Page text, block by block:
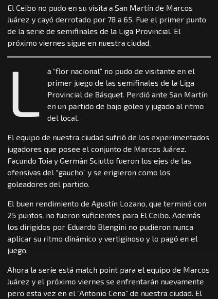
El Ceibo no pudo en su visita a San Martín de Marcos
Juárez y cayó derrotado por 78 a 65. Fue el primer punto
de la serie de semifinales de la Liga Provincial. El
próximo viernes sigue en nuestra ciudad.
L
a “flor nacional” no pudo de visitante en el
primer juego de las semifinales de la Liga
Provincial de Básquet. Perdió ante San Martín
en un partido de bajo goleo y jugado al ritmo
del local.
El equipo de nuestra ciudad sufrió de los experimentados
jugadores que posee el conjunto de Marcos Juárez.
Facundo Toia y Germán Sciutto fueron los ejes de las
ofensivas del “gaucho” y se erigieron como los
goleadores del partido.
El buen rendimiento de Agustín Lozano, que terminó con
25 puntos, no fueron suficientes para El Ceibo. Además
los dirigidos por Eduardo Blengini no pudieron nunca
aplicar su ritmo dinámico y vertiginoso y lo pagó en el
juego.
Ahora la serie está match point para el equipo de Marcos
Juárez y el próximo viernes se enfrentarán nuevamente
pero esta vez en el “Antonio Cena” de nuestra ciudad. El